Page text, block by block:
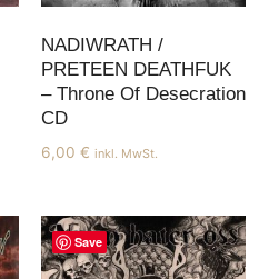
NADIWRATH /
PRETEEN DEATHFUK
– Throne Of Desecration
CD
6,00 € inkl. MwSt.
Save